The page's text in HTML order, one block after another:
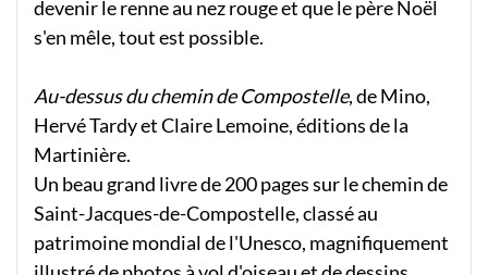
devenir le renne au nez rouge et que le père Noël
s'en mêle, tout est possible.
Au-dessus du chemin de Compostelle, de Mino,
Hervé Tardy et Claire Lemoine, éditions de la
Martinière.
Un beau grand livre de 200 pages sur le chemin de
Saint-Jacques-de-Compostelle, classé au
patrimoine mondial de l'Unesco, magnifiquement